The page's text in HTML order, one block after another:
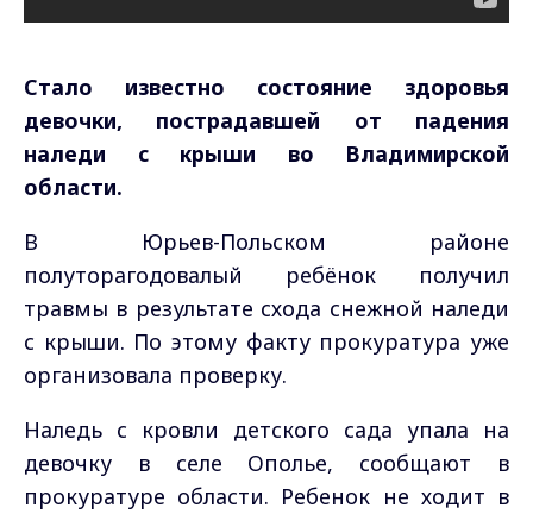
Стало известно состояние здоровья
девочки, пострадавшей от падения
наледи с крыши во Владимирской
области.
В Юрьев-Польском районе
полуторагодовалый ребёнок получил
травмы в результате схода снежной наледи
с крыши. По этому факту прокуратура уже
организовала проверку.
Наледь с кровли детского сада упала на
девочку в селе Ополье, сообщают в
прокуратуре области. Ребенок не ходит в